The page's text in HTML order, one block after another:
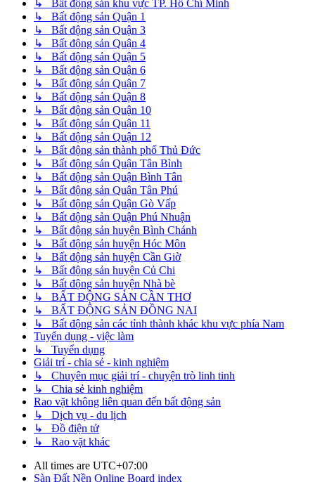
↳ Bất động sản khu vực TP. Hồ Chí Minh
↳ Bất động sản Quận 1
↳ Bất động sản Quận 3
↳ Bất động sản Quận 4
↳ Bất động sản Quận 5
↳ Bất động sản Quận 6
↳ Bất động sản Quận 7
↳ Bất động sản Quận 8
↳ Bất động sản Quận 10
↳ Bất động sản Quận 11
↳ Bất động sản Quận 12
↳ Bất động sản thành phố Thủ Đức
↳ Bất động sản Quận Tân Bình
↳ Bất động sản Quận Bình Tân
↳ Bất động sản Quận Tân Phú
↳ Bất động sản Quận Gò Vấp
↳ Bất động sản Quận Phú Nhuận
↳ Bất động sản huyện Bình Chánh
↳ Bất động sản huyện Hóc Môn
↳ Bất động sản huyện Cần Giờ
↳ Bất động sản huyện Củ Chi
↳ Bất động sản huyện Nhà bè
↳ BẤT ĐỘNG SẢN CẦN THƠ
↳ BẤT ĐỘNG SẢN ĐỒNG NAI
↳ Bất động sản các tỉnh thành khác khu vực phía Nam
Tuyển dụng - việc làm
↳ Tuyển dụng
Giải trí - chia sẻ - kinh nghiệm
↳ Chuyên mục giải trí - chuyện trò linh tinh
↳ Chia sẻ kinh nghiệm
Rao vặt không liên quan đến bất động sản
↳ Dịch vụ - du lịch
↳ Đồ điện tử
↳ Rao vặt khác
All times are UTC+07:00
Sàn Đất Nền Online Board index